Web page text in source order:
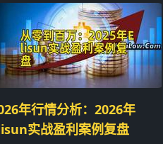
年行情分析：2026年
实战盈利案例复盘